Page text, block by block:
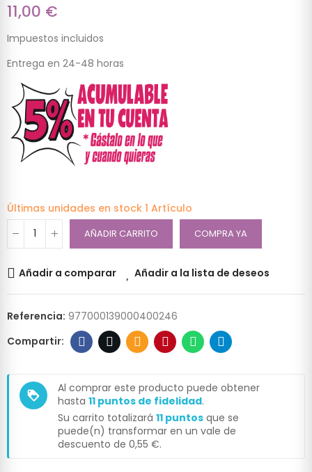
11,00 €
Impuestos incluidos
Entrega en 24-48 horas
Últimas unidades en stock 1 Artículo
AÑADIR CARRITO COMPRA YA
Añadir a comparar Añadir a la lista de deseos
Referencia: 977000139000400246
loyalty
Al comprar este producto puede obtener
hasta 11 puntos de fidelidad.
Su carrito totalizará 11 puntos que se
puede(n) transformar en un vale de
descuento de 0,55 €.